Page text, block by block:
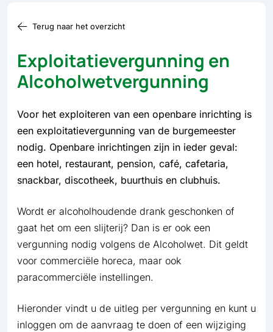
Terug naar het overzicht
Exploitatievergunning en
Alcoholwetvergunning
Voor het exploiteren van een openbare inrichting is
een exploitatievergunning van de burgemeester
nodig. Openbare inrichtingen zijn in ieder geval:
een hotel, restaurant, pension, café, cafetaria,
snackbar, discotheek, buurthuis en clubhuis.
Wordt er alcoholhoudende drank geschonken of
gaat het om een slijterij? Dan is er ook een
vergunning nodig volgens de Alcoholwet. Dit geldt
voor commerciële horeca, maar ook
paracommerciële instellingen.
Hieronder vindt u de uitleg per vergunning en kunt u
inloggen om de aanvraag te doen of een wijziging